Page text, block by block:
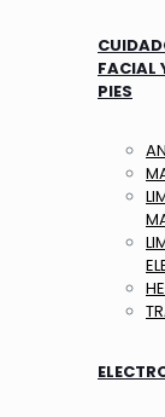
FACIAL
PIES